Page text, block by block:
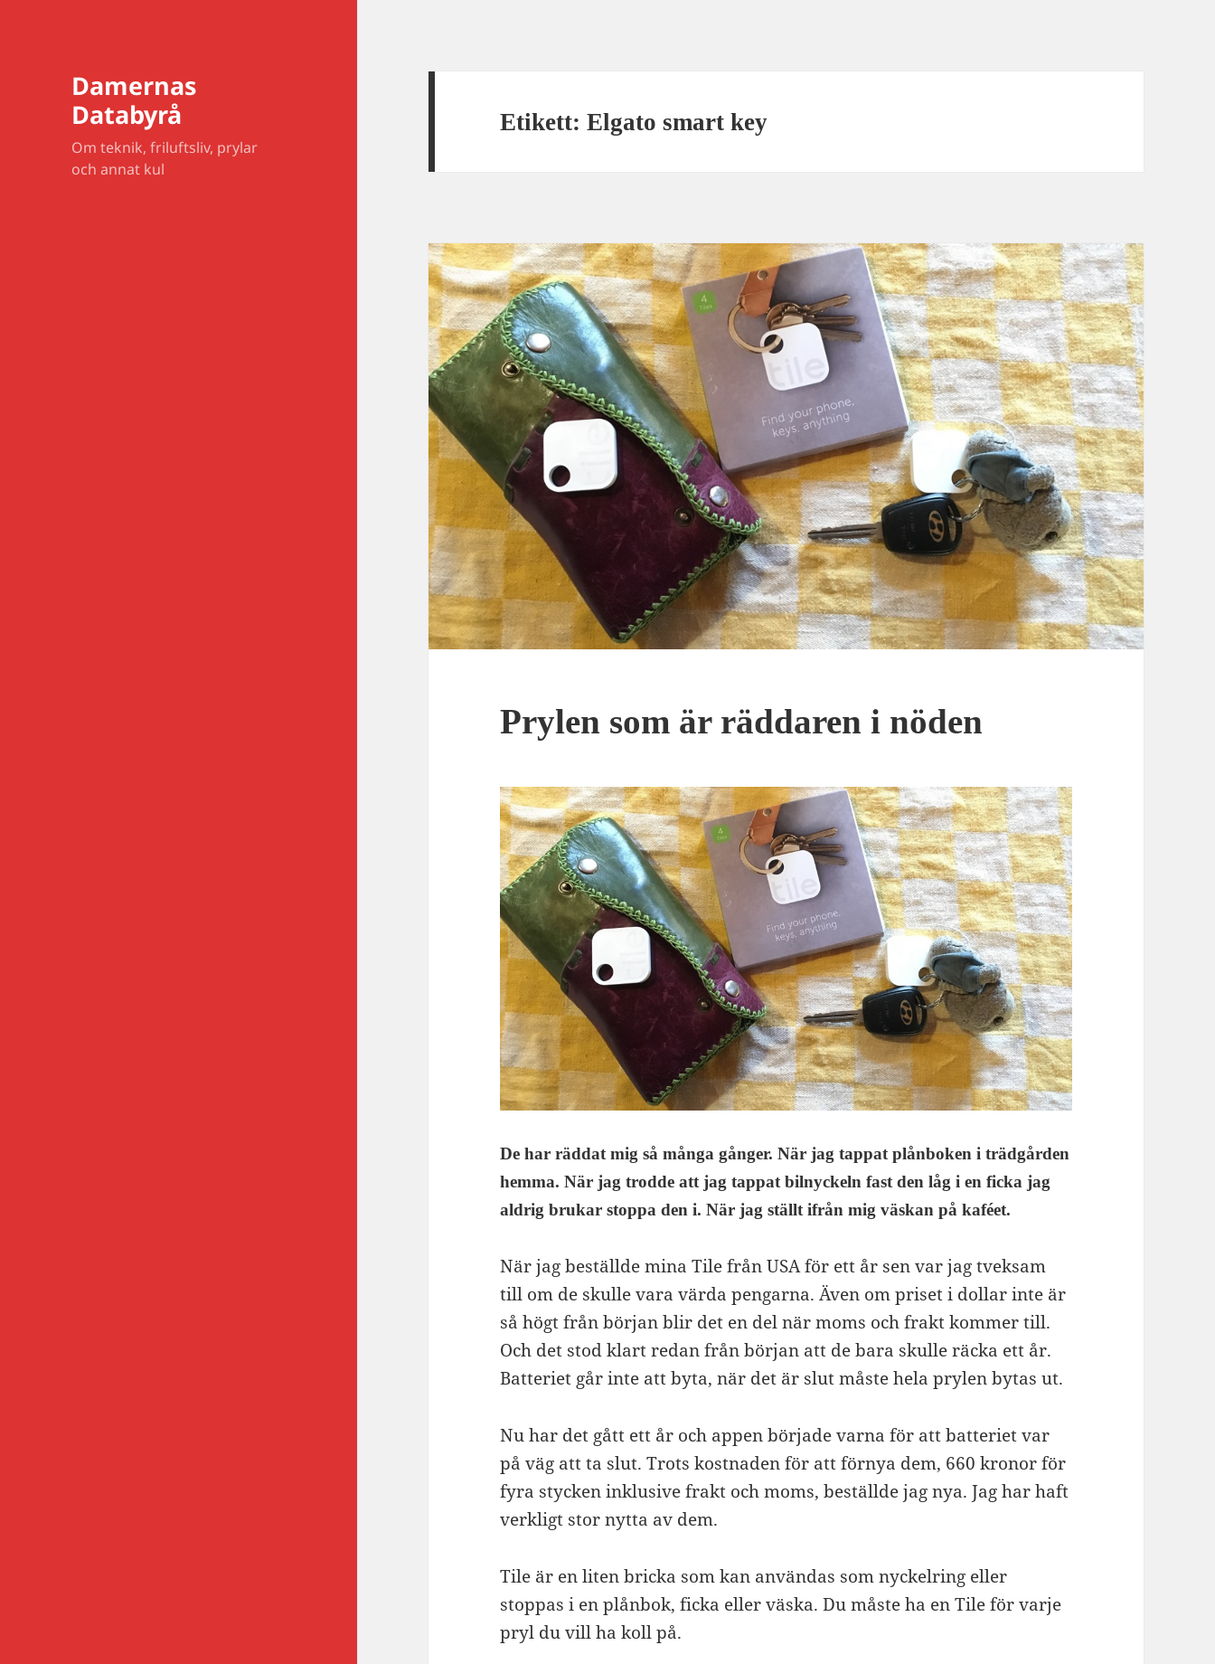
Damernas
Databyrå
Om teknik, friluftsliv, prylar
och annat kul
Etikett:Elgato smart key
Prylen som är räddaren i nöden
De har räddat mig så många gånger. När jag tappat plånboken i trädgården
hemma. När jag trodde att jag tappat bilnyckeln fast den låg i en ficka jag
aldrig brukar stoppa den i. När jag ställt ifrån mig väskan på kaféet.
När jag beställde mina Tile från USA för ett år sen var jag tveksam
till om de skulle vara värda pengarna. Även om priset i dollar inte är
så högt från början blir det en del när moms och frakt kommer till.
Och det stod klart redan från början att de bara skulle räcka ett år.
Batteriet går inte att byta, när det är slut måste hela prylen bytas ut.
Nu har det gått ett år och appen började varna för att batteriet var
på väg att ta slut. Trots kostnaden för att förnya dem, 660 kronor för
fyra stycken inklusive frakt och moms, beställde jag nya. Jag har haft
verkligt stor nytta av dem.
Tile är en liten bricka som kan användas som nyckelring eller
stoppas i en plånbok, ficka eller väska. Du måste ha en Tile för varje
pryl du vill ha koll på.